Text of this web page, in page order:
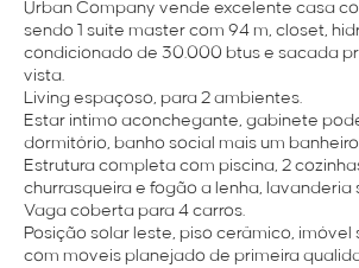
Urban Company vende excelente casa
sendo 1 suíte master com 94 m, closet,
condicionado de 30.000 btus e sacada
vista.
Living espaçoso, para 2 ambientes.
Estar intimo aconchegante, gabinete
dormitório, banho social mais um
Estrutura completa com piscina, 2
churrasqueira e fogão a lenha, lavanderia
Vaga coberta para 4 carros.
Posição solar leste, piso cerâmico, imóvel
com moveis planejado de primeira